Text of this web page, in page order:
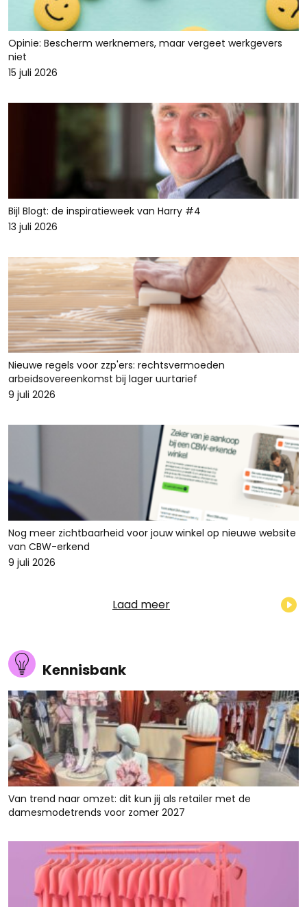
Opinie: Bescherm werknemers, maar vergeet werkgevers
niet
15 juli 2026
Bijl Blogt: de inspiratieweek van Harry #4
13 juli 2026
Nieuwe regels voor zzp'ers: rechtsvermoeden
arbeidsovereenkomst bij lager uurtarief
9 juli 2026
Nog meer zichtbaarheid voor jouw winkel op nieuwe website
van CBW-erkend
9 juli 2026
Laad meer
Kennisbank
Van trend naar omzet: dit kun jij als retailer met de
damesmodetrends voor zomer 2027